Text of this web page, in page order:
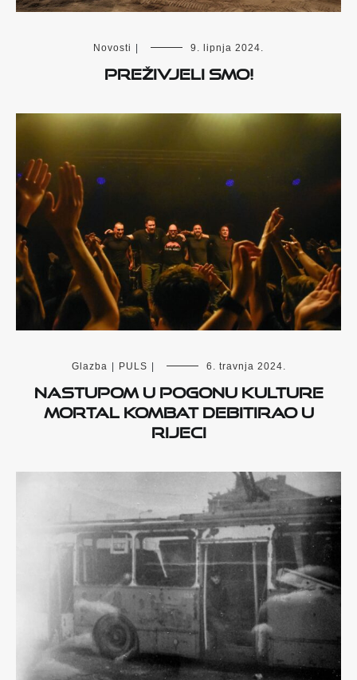
Novosti 9. lipnja 2024.
PREŽIVJELI SMO!
Glazba PULS 6. travnja 2024.
Nastupom u Pogonu Kulture
Mortal Kombat debitirao u
Rijeci